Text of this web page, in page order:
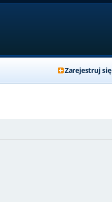
Zarejestruj się